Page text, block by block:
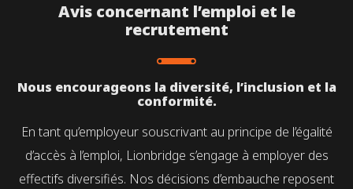
Avis concernant l’emploi et le
recrutement
Nous encourageons la diversité, l’inclusion et la
conformité.
En tant qu’employeur souscrivant au principe de l’égalité
d’accès à l’emploi, Lionbridge s’engage à employer des
effectifs diversifiés. Nos décisions d’embauche reposent